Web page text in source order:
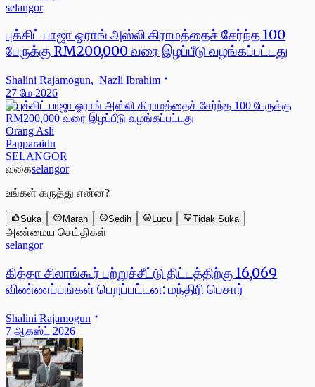
selangor
புக்கிட் பாஜா ஓராங் அஸ்லி கிராமத்தைச் சேர்ந்த 100
பேருக்கு RM200,000 வரை இழப்பீடு வழங்கப்பட்டது
Shalini Rajamogun, Nazli Ibrahim
27 மே 2026
Orang Asli
Papparaidu
SELANGOR
வகைselangor
உங்கள் கருத்து என்ன?
Suka Marah Sedih Lucu Tidak Suka
அண்மைய செய்திகள்
selangor
கித்தா சிலாங்கூர் பற்றுச்சீட்டு திட்டத்திற்கு 16,069
விண்ணப்பங்கள் பெறப்பட்டன: மந்திரி பெசார்
Shalini Rajamogun
7 ஆகஸ்ட் 2026